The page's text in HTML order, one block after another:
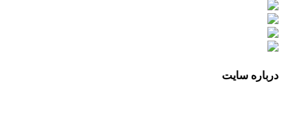
درباره سایت